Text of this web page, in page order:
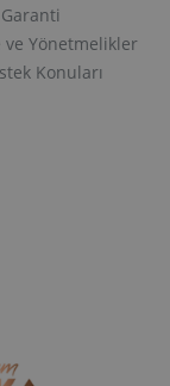
ve Yönetmelikler
Konuları